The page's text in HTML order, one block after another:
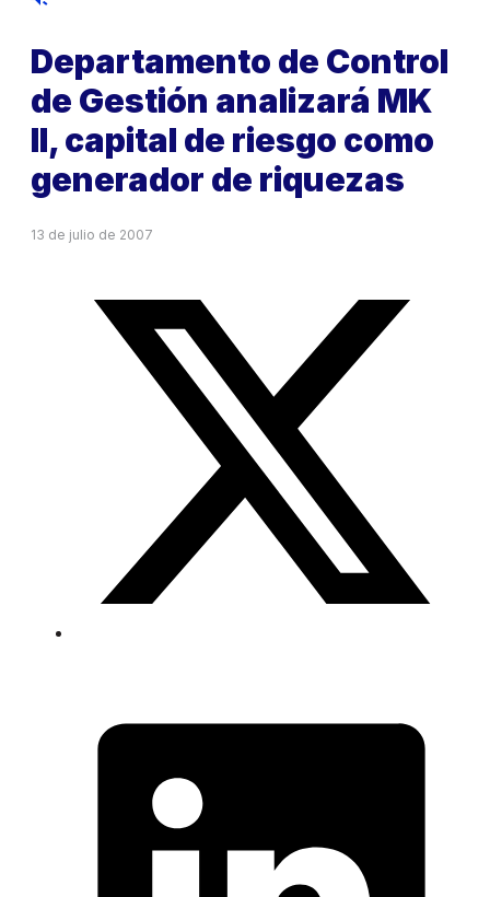
Departamento de Control
de Gestión analizará MK
II, capital de riesgo como
generador de riquezas
13 de julio de 2007